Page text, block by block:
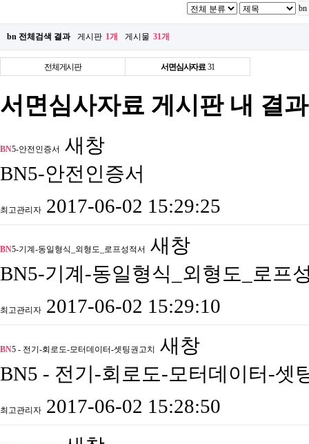
bn 전체검색 결과 게시판 1개 게시물 31개
전체게시판 서면심사자료 31
서면심사자료 게시판 내 결과
BN5-안전인증서
새창
BN5-안전인증서
최고관리자 2017-06-02 15:29:25
BN5-기계-동일형식_외형도_로프성적서
새창
BN5-기계-동일형식_외형도_로프
최고관리자 2017-06-02 15:29:10
BN5 - 전기-회로도-모터데이터-셋팅권고치
새창
BN5 - 전기-회로도-모터데이터-셋
최고관리자 2017-06-02 15:28:50